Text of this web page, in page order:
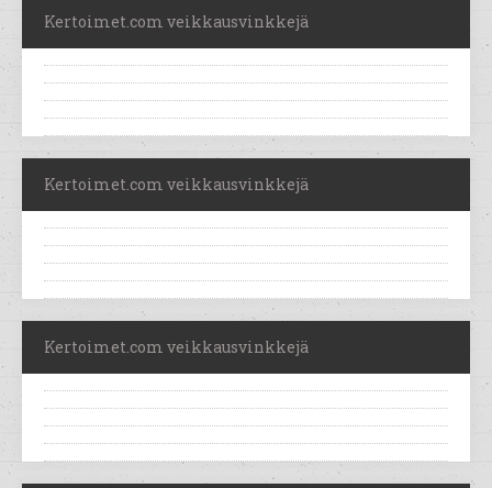
Kertoimet.com veikkausvinkkejä
Kertoimet.com veikkausvinkkejä
Kertoimet.com veikkausvinkkejä